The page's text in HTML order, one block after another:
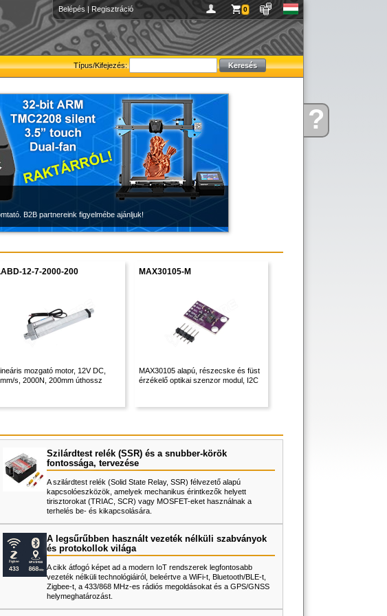
Kérdése?
Belépés | Regisztráció 0
Típus/Kifejezés:
B2B partnereink figyelmébe ajánljuk!
12-7-2000-200
mozgató motor, 12V DC,
s, 2000N, 200mm úthossz
MAX30105-M
MAX30105 alapú, részecske és füst
érzékelő optikai szenzor modul, I2C
Szilárdtest relék (SSR) és a snubber-körök
fontossága, tervezése
A szilárdtest relék (Solid State Relay, SSR) félvezető alapú
kapcsolóeszközök, amelyek mechanikus érintkezők helyett
tirisztorokat (TRIAC, SCR) vagy MOSFET-eket használnak a
terhelés be- és kikapcsolására.
A legsűrűbben használt vezeték nélküli szabványok
és protokollok világa
A cikk átfogó képet ad a modern IoT rendszerek legfontosabb
vezeték nélküli technológiáiról, beleértve a WiFi-t, Bluetooth/BLE-t,
Zigbee-t, a 433/868 MHz-es rádiós megoldásokat és a GPS/GNSS
helymeghatározást.